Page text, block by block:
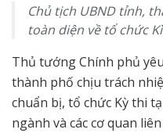
Chủ tịch UBND tỉnh,
toàn diện về tổ chức
Thủ tướng Chính phủ
thành phố chịu trách
chuẩn bị, tổ chức Kỳ thi
ngành và các cơ quan